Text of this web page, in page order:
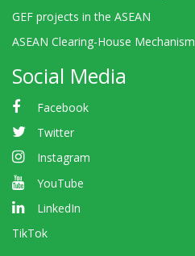
GEF projects in the ASEAN
ASEAN Clearing-House Mechanism
Social Media
Facebook
Twitter
Instagram
YouTube
LinkedIn
TikTok